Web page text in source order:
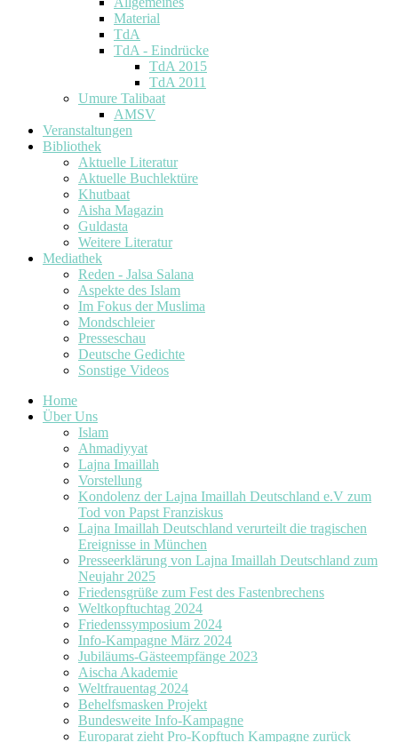
Material
TdA
TdA - Eindrücke
TdA 2015
TdA 2011
Umure Talibaat
AMSV
Veranstaltungen
Bibliothek
Aktuelle Literatur
Aktuelle Buchlektüre
Khutbaat
Aisha Magazin
Guldasta
Weitere Literatur
Mediathek
Reden - Jalsa Salana
Aspekte des Islam
Im Fokus der Muslima
Mondschleier
Presseschau
Deutsche Gedichte
Sonstige Videos
Home
Über Uns
Islam
Ahmadiyyat
Lajna Imaillah
Vorstellung
Kondolenz der Lajna Imaillah Deutschland e.V zum
Tod von Papst Franziskus
Lajna Imaillah Deutschland verurteilt die tragischen
Ereignisse in München
Presseerklärung von Lajna Imaillah Deutschland zum
Neujahr 2025
Friedensgrüße zum Fest des Fastenbrechens
Weltkopftuchtag 2024
Friedenssymposium 2024
Info-Kampagne März 2024
Jubiläums-Gästeempfänge 2023
Aischa Akademie
Weltfrauentag 2024
Behelfsmasken Projekt
Bundesweite Info-Kampagne
Europarat zieht Pro-Kopftuch Kampagne zurück